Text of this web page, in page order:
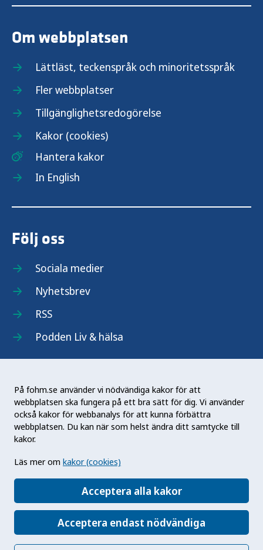
På fohm.se använder vi nödvändiga kakor för att
webbplatsen ska fungera på ett bra sätt för dig. Vi använder
också kakor för webbanalys för att kunna förbättra
webbplatsen. Du kan när som helst ändra ditt samtycke till
kakor.
Läs mer om kakor (cookies)
Acceptera alla kakor
Acceptera endast nödvändiga
Om webbplatsen
Lättläst, teckenspråk och minoritetsspråk
Fler webbplatser
Tillgänglighetsredogörelse
Kakor (cookies)
Hantera kakor
In English
Följ oss
Sociala medier
Nyhetsbrev
RSS
Podden Liv & hälsa
Folkhälsomyndigheten (Fohm) är en nationell
kunskapsmyndighet som arbetar för en bättre
folkhälsa. Det gör myndigheten genom att
främja hälsa, förebygga ohälsa och skydda mot
hälsohot. Vår vision är en folkhälsa som stärker
samhällets utveckling.